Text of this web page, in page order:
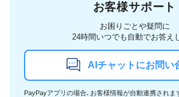
お客様サポート
お困りごとや疑問に
24時間いつでも自動でお答え
AIチャットにお問い
PayPayアプリの場合､お客様情報が自動連携されま